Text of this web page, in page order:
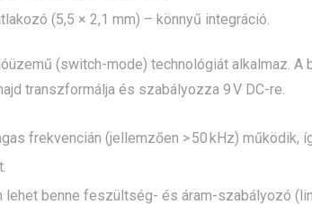
(5,5 × 2,1 mm) – könnyű integráció.
(switch-mode) technológiát alkalmaz.
transzformálja és szabályozza 9 V DC-re.
frekvencián (jellemzően > 50 kHz)
lehet benne feszültség- és áram-szabályozó